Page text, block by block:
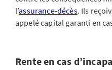
l’assurance-décès. Ils
appelé capital garanti en
Rente en cas